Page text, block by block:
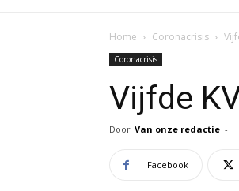
Home Coronacrisis
Coronacrisis
Vijfde
Door Van onze redactie -
Facebook